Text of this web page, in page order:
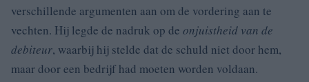
verschillende argumenten aan om de vordering aan te
vechten. Hij legde de nadruk op de onjuistheid van de
debiteur, waarbij hij stelde dat de schuld niet door hem,
maar door een bedrijf had moeten worden voldaan.